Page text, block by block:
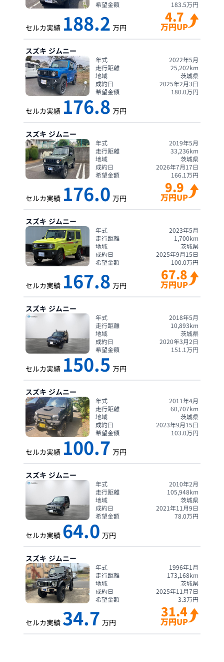
希望金額
183.5万円
セルカ実績 188.2 万円
4.7
万円UP
スズキ ジムニー
年式
2022年5月
走行距離
25,202km
地域
茨城県
成約日
2025年2月3日
希望金額
180.0万円
セルカ実績 176.8 万円
スズキ ジムニー
年式
2019年5月
走行距離
33,236km
地域
茨城県
成約日
2026年7月17日
希望金額
166.1万円
セルカ実績 176.0 万円
9.9
万円UP
スズキ ジムニー
年式
2023年5月
走行距離
1,700km
地域
茨城県
成約日
2025年9月15日
希望金額
100.0万円
セルカ実績 167.8 万円
67.8
万円UP
スズキ ジムニー
年式
2018年5月
走行距離
10,893km
地域
茨城県
成約日
2020年3月2日
希望金額
151.1万円
セルカ実績 150.5 万円
スズキ ジムニー
年式
2011年4月
走行距離
60,707km
地域
茨城県
成約日
2023年9月15日
希望金額
103.0万円
セルカ実績 100.7 万円
スズキ ジムニー
年式
2010年2月
走行距離
105,948km
地域
茨城県
成約日
2021年11月9日
希望金額
78.0万円
セルカ実績 64.0 万円
スズキ ジムニー
年式
1996年1月
走行距離
173,168km
地域
茨城県
成約日
2025年11月7日
希望金額
3.3万円
セルカ実績 34.7 万円
31.4
万円UP